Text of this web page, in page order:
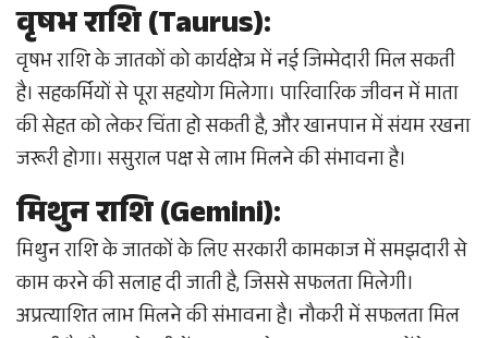
वृषभ राशि (Taurus):
वृषभ राशि के जातकों को कार्यक्षेत्र में नई जिम्मेदारी मिल सकती
है। सहकर्मियों से पूरा सहयोग मिलेगा। पारिवारिक जीवन में माता
की सेहत को लेकर चिंता हो सकती है, और खानपान में संयम रखना
जरूरी होगा। ससुराल पक्ष से लाभ मिलने की संभावना है।
मिथुन राशि (Gemini):
मिथुन राशि के जातकों के लिए सरकारी कामकाज में समझदारी से
काम करने की सलाह दी जाती है, जिससे सफलता मिलेगी।
अप्रत्याशित लाभ मिलने की संभावना है। नौकरी में सफलता मिल